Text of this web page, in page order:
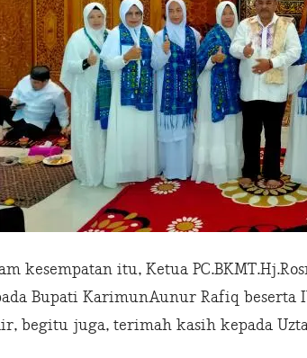
kesempatan itu, Ketua
Bupati KarimunAunur Rafiq beserta
begitu juga, terimah kasih kepada